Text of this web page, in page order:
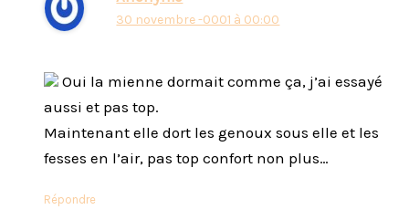
30 novembre -0001 à 00:00
Oui la mienne dormait comme ça, j’ai essayé
aussi et pas top.
Maintenant elle dort les genoux sous elle et les
fesses en l’air, pas top confort non plus…
Répondre